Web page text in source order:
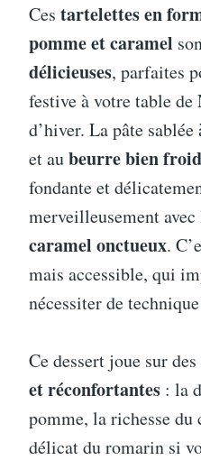
Ces tartelettes en
pomme et caramel
délicieuses, parfaites
festive à votre table
d’hiver. La pâte sablée
et aubeurre bien froid
fondante et
merveilleusement avec
caramel onctueux.
mais accessible, qui
nécessiter de
Ce dessert joue sur des
et réconfortantes : la
pomme, la richesse
délicat du romarin si